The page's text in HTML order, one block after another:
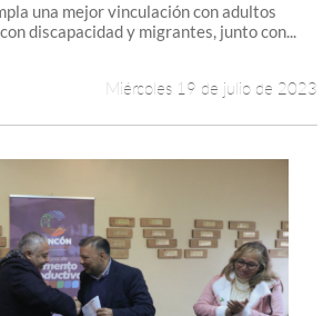
una mejor vinculación con adultos
discapacidad y migrantes, junto con...
Miércoles 19 de julio de 2023